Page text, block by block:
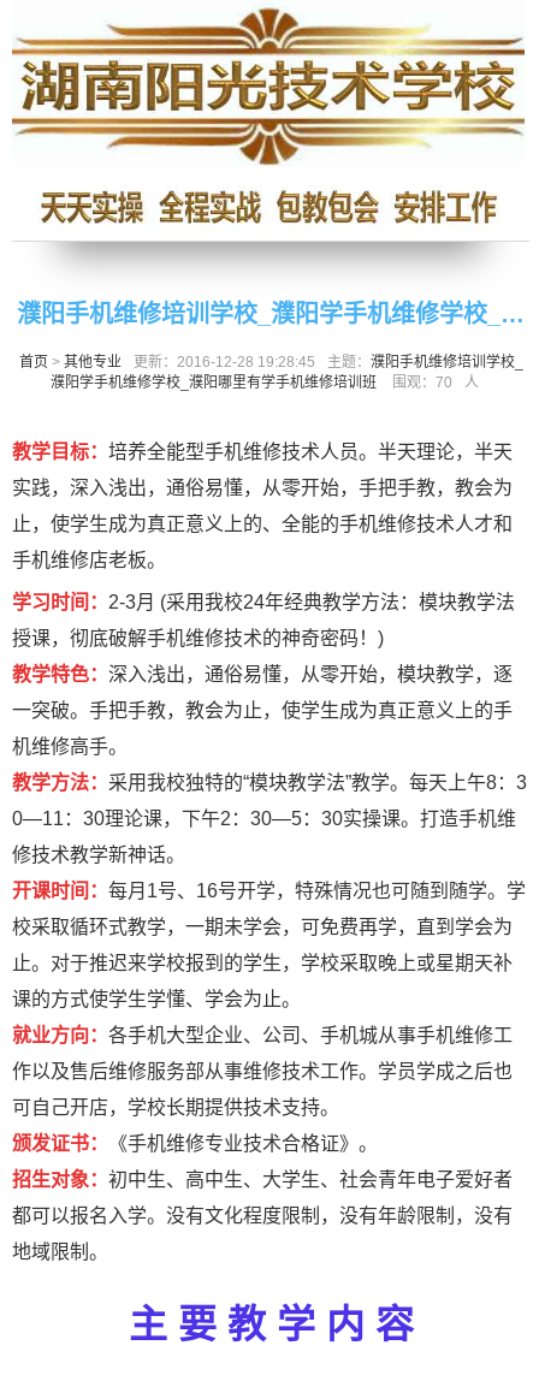
濮阳手机维修培训学校_濮阳学手机维修学校_濮
阳哪里有学手机维修培训班
首页 > 其他专业 更新：2016-12-28 19:28:45 主题： 濮阳手机维修培训学校_
濮阳学手机维修学校_濮阳哪里有学手机维修培训班
围观：70 人
教学目标： 培养全能型手机维修技术人员。半天理论，半天
实践，深入浅出，通俗易懂，从零开始，手把手教，教会为
止，使学生成为真正意义上的、全能的手机维修技术人才和
手机维修店老板。
学习时间： 2-3月 (采用我校24年经典教学方法：模块教学法
授课，彻底破解手机维修技术的神奇密码！)
教学特色： 深入浅出，通俗易懂，从零开始，模块教学，逐
一突破。手把手教，教会为止，使学生成为真正意义上的手
机维修高手。
教学方法： 采用我校独特的“模块教学法”教学。每天上午8：3
0—11：30理论课，下午2：30—5：30实操课。打造手机维
修技术教学新神话。
开课时间： 每月1号、16号开学，特殊情况也可随到随学。学
校采取循环式教学，一期未学会，可免费再学，直到学会为
止。对于推迟来学校报到的学生，学校采取晚上或星期天补
课的方式使学生学懂、学会为止。
就业方向： 各手机大型企业、公司、手机城从事手机维修工
作以及售后维修服务部从事维修技术工作。学员学成之后也
可自己开店，学校长期提供技术支持。
颁发证书：
《手机维修专业技术合格证》。
招生对象： 初中生、高中生、大学生、社会青年电子爱好者
都可以报名入学。没有文化程度限制，没有年龄限制，没有
地域限制。
主 要 教 学 内 容